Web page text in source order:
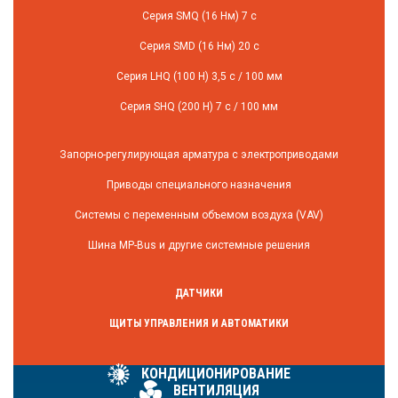
Серия SMQ (16 Нм) 7 с
Серия SMD (16 Нм) 20 с
Серия LHQ (100 Н) 3,5 с / 100 мм
Серия SHQ (200 Н) 7 с / 100 мм
Запорно-регулирующая арматура с электроприводами
Приводы специального назначения
Системы с переменным объемом воздуха (VAV)
Шина MP-Bus и другие системные решения
ДАТЧИКИ
ЩИТЫ УПРАВЛЕНИЯ И АВТОМАТИКИ
КОНДИЦИОНИРОВАНИЕ
ВЕНТИЛЯЦИЯ